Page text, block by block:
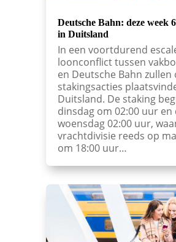
Deutsche Bahn: deze week
in Duitsland
In een voortdurend
loonconflict tussen
en Deutsche Bahn zullen
stakingsacties
Duitsland. De staking
dinsdag om 02:00 uur
woensdag 02:00 uur,
vrachtdivisie reeds op
om 18:00 uur…